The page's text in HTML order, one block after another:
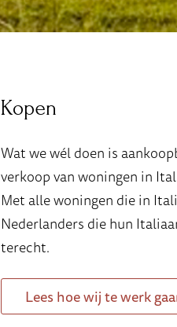
Kopen
Wat we wél doen is
verkoop van woningen in
Met alle woningen die in
Nederlanders die hun
terecht.
Lees hoe wij te werk